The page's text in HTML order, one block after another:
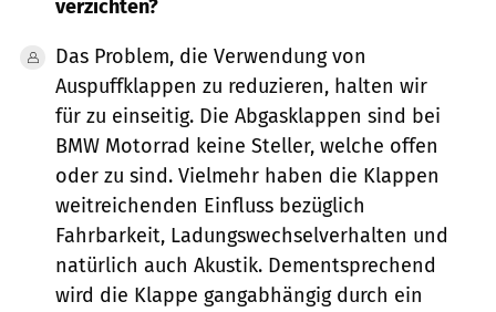
verzichten?
Das Problem, die Verwendung von
Auspuffklappen zu reduzieren, halten wir
für zu einseitig. Die Abgasklappen sind bei
BMW Motorrad keine Steller, welche offen
oder zu sind. Vielmehr haben die Klappen
weitreichenden Einfluss bezüglich
Fahrbarkeit, Ladungswechselverhalten und
natürlich auch Akustik. Dementsprechend
wird die Klappe gangabhängig durch ein